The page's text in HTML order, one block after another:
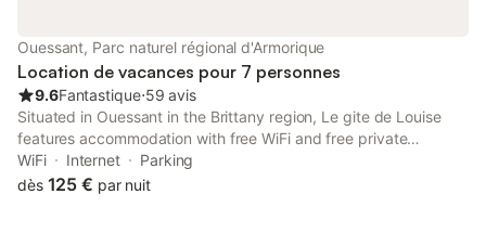
Ouessant, Parc naturel régional d'Armorique
Location de vacances pour 7 personnes
9.6Fantastique⋅59 avis
Situated in Ouessant in the Brittany region, Le gite de Louise
features accommodation with free WiFi and free private
parking. The property has garden views. Outdoor seating is also
available at the holiday home.
WiFi Internet
Parking
dès 125 € par nuit